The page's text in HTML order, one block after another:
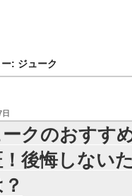
: ジューク
クのおすす
後悔しない